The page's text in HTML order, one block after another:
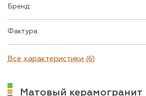
Бренд:
Фактура:
Все характеристики (6)
Матовый керамогранит